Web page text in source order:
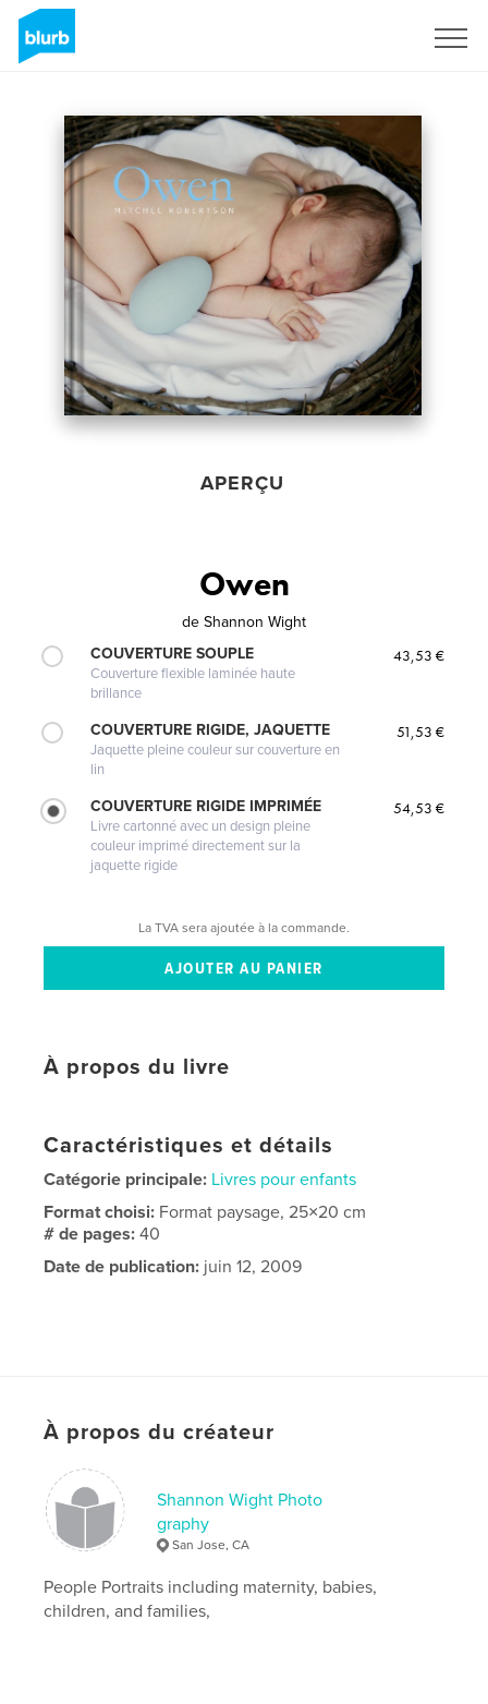
APERÇU
Owen
de Shannon Wight
COUVERTURE SOUPLE
Couverture flexible laminée haute
brillance
43,53 €
COUVERTURE RIGIDE, JAQUETTE
Jaquette pleine couleur sur couverture en
lin
51,53 €
COUVERTURE RIGIDE IMPRIMÉE
Livre cartonné avec un design pleine
couleur imprimé directement sur la
jaquette rigide
54,53 €
La TVA sera ajoutée à la commande.
À propos du livre
Caractéristiques et détails
Catégorie principale: Livres pour enfants
Format choisi: Format paysage, 25×20 cm
# de pages:40
Date de publication: juin 12, 2009
À propos du créateur
Shannon Wight Photo
graphy
San Jose, CA
People Portraits including maternity, babies,
children, and families,